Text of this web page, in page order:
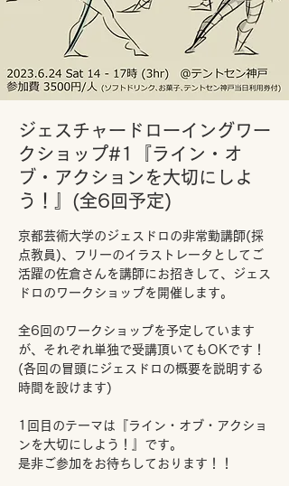
ジェスチャードローイングワー
クショップ#1『ライン・オ
ブ・アクションを大切にしよ
う！』(全6回予定)
京都芸術大学のジェスドロの非常勤講師(採
点教員)、フリーのイラストレータとしてご
活躍の佐倉さんを講師にお招きして、ジェス
ドロのワークショップを開催します。
全6回のワークショップを予定しています
が、それぞれ単独で受講頂いてもOKです！
(各回の冒頭にジェスドロの概要を説明する
時間を設けます)
1回目のテーマは『ライン・オブ・アクショ
ンを大切にしよう！』です。
是非ご参加をお待ちしております！！